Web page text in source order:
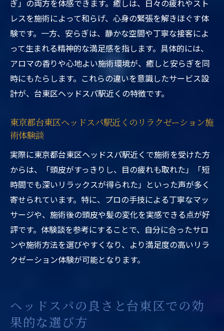
ぎ」の両方を体感できます。癒しは、日々の疲れやスト
レスを施術によって和らげ、心身の緊張を解きほぐす体
験です。一方、安らぎは、静かな空間や丁寧な接客によ
って生まれる精神的な満足感を指します。具体的には、
アロマの香りや心地よい施術環境が、癒しと安らぎを同
時にもたらします。これらの違いを意識したサービス設
計が、台東区ヘッドスパ駅近くの特徴です。
東京都台東区ヘッドスパ駅近くのリラクゼーション施
術体験談
実際に東京都台東区ヘッドスパ駅近くで施術を受けた方
からは、「頭皮がすっきりし、目の疲れも取れた」「短
時間でも深いリラックスが得られた」といった声が多く
寄せられています。特に、プロの手技による丁寧なマッ
サージや、施術後の頭皮や髪の変化を実感できる点が好
評です。体験談を参考にすることで、自分に合ったサロ
ンや施術方法を選びやすくなり、より満足度の高いリラ
クゼーション体験が可能となります。
ヘッドスパの良さと台東区での効
果的な選び方